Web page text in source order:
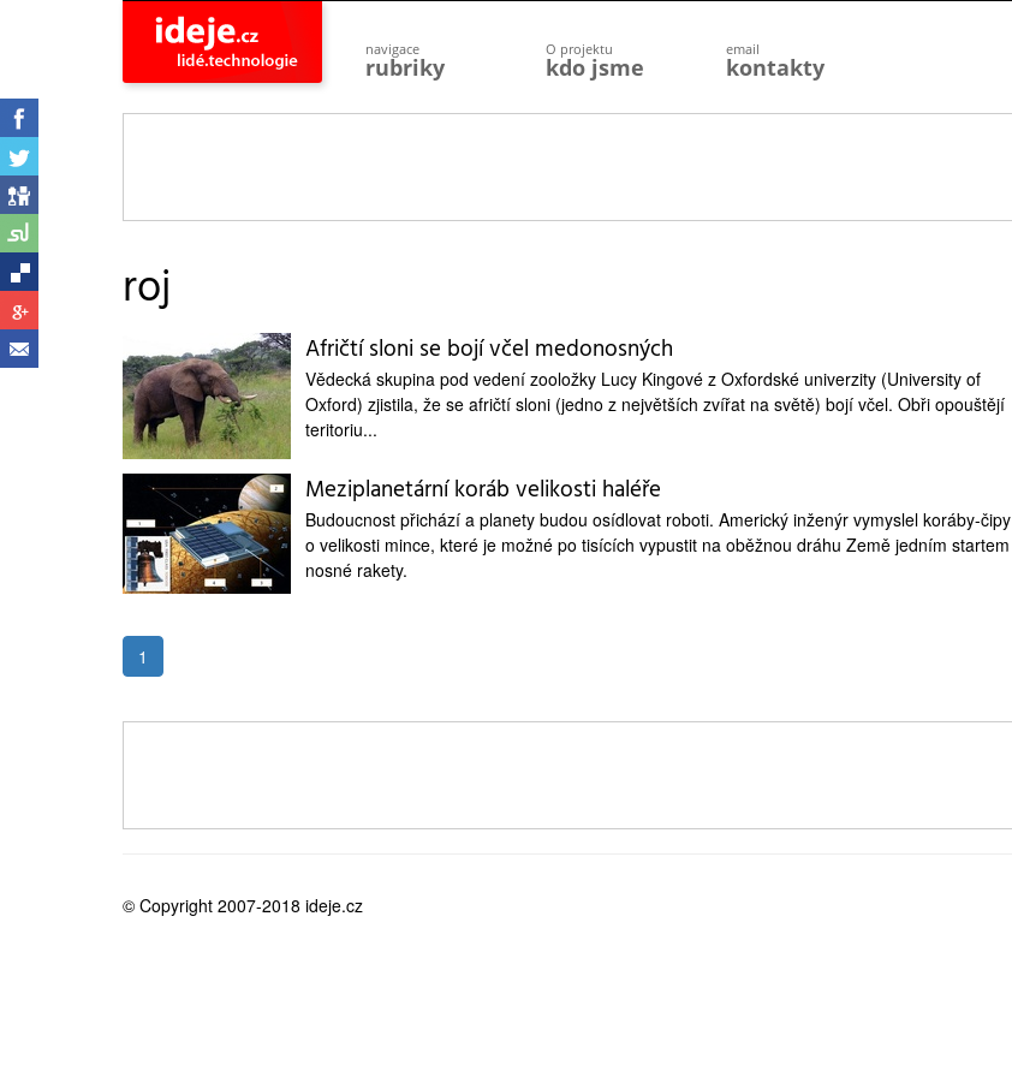
navigace
rubriky
planeta
přiroda
pokrok
technologie
firmy
zdraví
medicína
O projektu
kdo jsme
email
kontakty
roj
Afričtí sloni se bojí včel medonosných
Vědecká skupina pod vedení zooložky Lucy Kingové z Oxfordské univerzity (University of
Oxford) zjistila, že se afričtí sloni (jedno z největších zvířat na světě) bojí včel. Obři opouštějí
teritoriu...
Meziplanetární koráb velikosti haléře
Budoucnost přichází a planety budou osídlovat roboti. Americký inženýr vymyslel koráby-čipy
o velikosti mince, které je možné po tisících vypustit na oběžnou dráhu Země jedním startem
nosné rakety.
1
© Copyright 2007-2018 ideje.cz